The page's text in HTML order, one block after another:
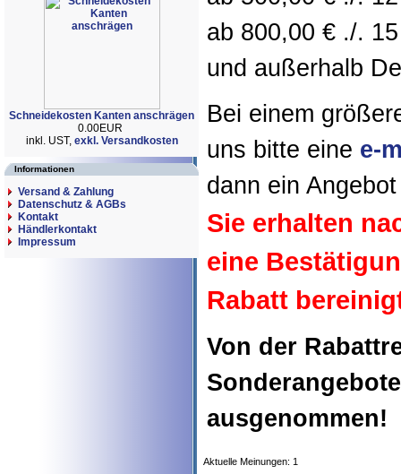
Schneidekosten Kanten anschrägen
0.00EUR
inkl. UST, exkl. Versandkosten
Informationen
Versand & Zahlung
Datenschutz & AGBs
Kontakt
Händlerkontakt
Impressum
ab 800,00 € ./.
und außerhalb
Bei einem
uns bitte eine e-
dann ein
Sie erhalten
eine
Rabatt
Von der
ausgenommen!
Aktuelle Meinungen: 1